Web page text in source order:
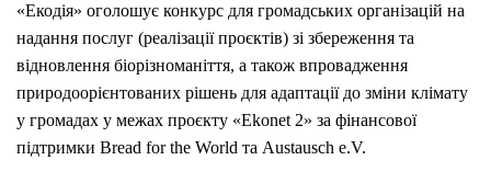
«Екодія» оголошує конкурс для громадських організацій на
надання послуг (реалізації проєктів) зі збереження та
відновлення біорізноманіття, а також впровадження
природоорієнтованих рішень для адаптації до зміни клімату
у громадах у межах проєкту «Ekonet 2» за фінансової
підтримки Bread for the World та Austausch e.V.